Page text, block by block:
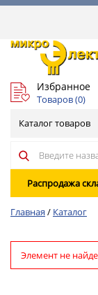
Избранное
Товаров (0)
Каталог товаров
Распродажа
Главная / Каталог
Элемент не